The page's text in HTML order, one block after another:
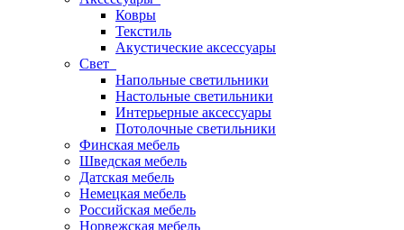
Ковры
Текстиль
Акустические аксессуары
Свет
Напольные светильники
Настольные светильники
Интерьерные аксессуары
Потолочные светильники
Финская мебель
Шведская мебель
Датская мебель
Немецкая мебель
Российская мебель
Норвежская мебель